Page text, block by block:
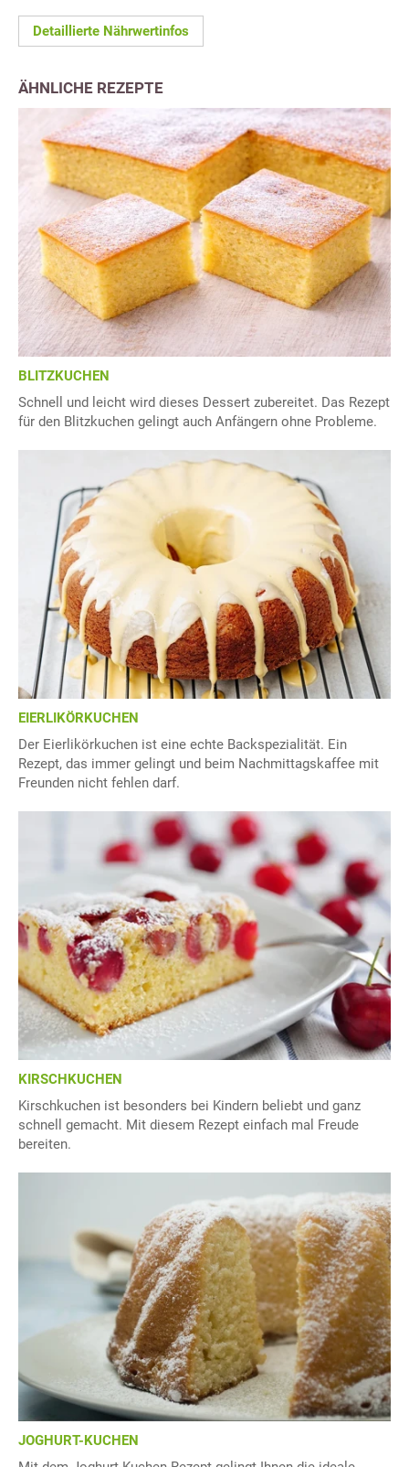
Detaillierte Nährwertinfos
ÄHNLICHE REZEPTE
BLITZKUCHEN
Schnell und leicht wird dieses Dessert zubereitet. Das Rezept
für den Blitzkuchen gelingt auch Anfängern ohne Probleme.
EIERLIKÖRKUCHEN
Der Eierlikörkuchen ist eine echte Backspezialität. Ein
Rezept, das immer gelingt und beim Nachmittagskaffee mit
Freunden nicht fehlen darf.
KIRSCHKUCHEN
Kirschkuchen ist besonders bei Kindern beliebt und ganz
schnell gemacht. Mit diesem Rezept einfach mal Freude
bereiten.
JOGHURT-KUCHEN